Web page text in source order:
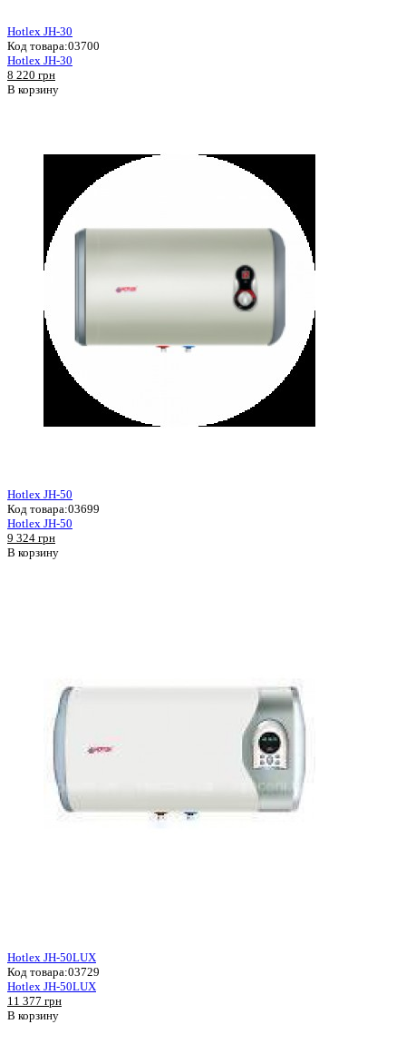
Hotlex JH-30
Код товара:03700
Hotlex JH-30
8 220 грн
В корзину
Hotlex JH-50
Код товара:03699
Hotlex JH-50
9 324 грн
В корзину
Hotlex JH-50LUX
Код товара:03729
Hotlex JH-50LUX
11 377 грн
В корзину